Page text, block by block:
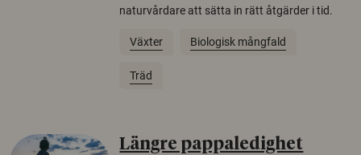
naturvårdare att sätta in rätt åtgärder i tid.
Växter Biologisk mångfald
Träd
Längre pappaledighet